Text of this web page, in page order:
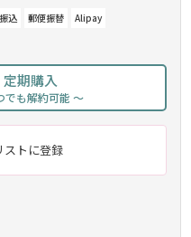
込 郵便振替
Alipay
定期購入
でも解約可能 ～
ストに登録